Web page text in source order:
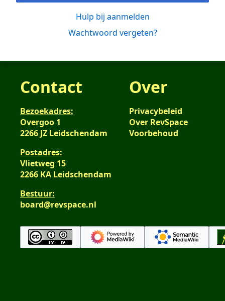
Hulp bij aanmelden
Wachtwoord vergeten?
Contact
Bezoekadres:
Overgoo 1
2266 JZ Leidschendam
Postadres:
Vlietweg 15
2266 KA Leidschendam
Bestuur:
board@revspace.nl
Over
Privacybeleid
Over RevSpace
Voorbehoud